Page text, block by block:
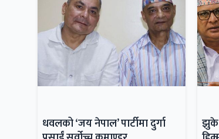
धवलको ‘जय नेपाल’ पार्टीमा दुर्गा
झुके